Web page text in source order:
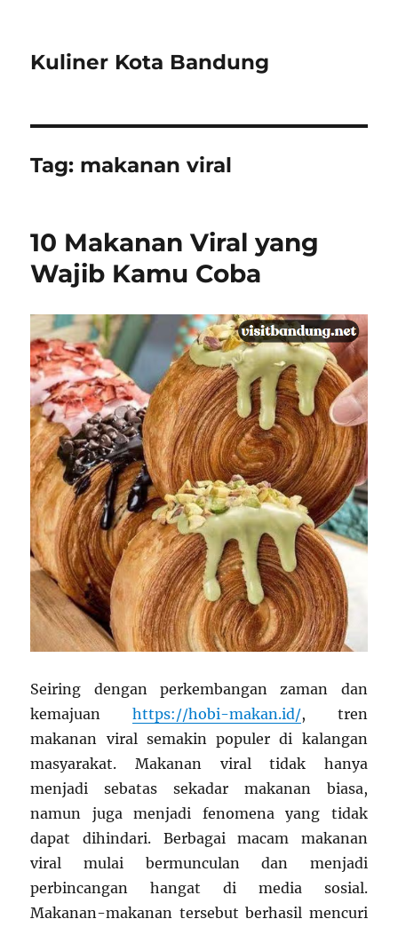
Kuliner Kota Bandung
Tag: makanan viral
10 Makanan Viral yang
Wajib Kamu Coba
Seiring dengan perkembangan zaman dan
kemajuan https://hobi-makan.id/, tren
makanan viral semakin populer di kalangan
masyarakat. Makanan viral tidak hanya
menjadi sebatas sekadar makanan biasa,
namun juga menjadi fenomena yang tidak
dapat dihindari. Berbagai macam makanan
viral mulai bermunculan dan menjadi
perbincangan hangat di media sosial.
Makanan-makanan tersebut berhasil mencuri